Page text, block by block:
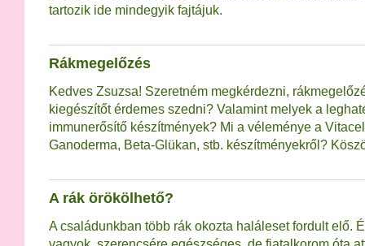
tartozik ide mindegyik fajtájuk.
Rákmegelőzés
Kedves Zsuzsa! Szeretném megkérdezni,
kiegészítőt érdemes szedni? Valamint melyek a
immunerősítő készítmények? Mi a véleménye a
Ganoderma, Beta-Glükan, stb. készítményekről?
A rák örökölhető?
A családunkban több rák okozta haláleset fordult elő.